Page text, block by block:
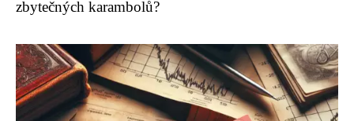
zbytečných karambolů?